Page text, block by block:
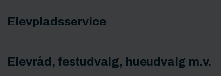
Elevpladsservice
Elevråd, festudvalg, hueudvalg m.v.